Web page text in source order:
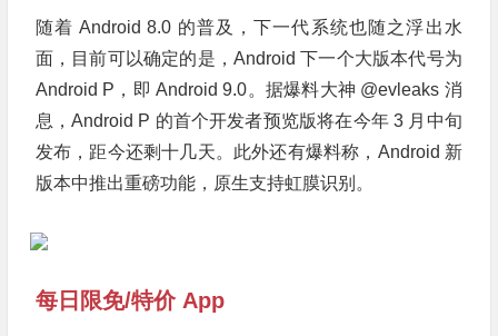
随着 Android 8.0 的普及，下一代系统也随之浮出水
面，目前可以确定的是，Android 下一个大版本代号为
Android P，即 Android 9.0。据爆料大神 @evleaks 消
息，Android P 的首个开发者预览版将在今年 3 月中旬
发布，距今还剩十几天。此外还有爆料称，Android 新
版本中推出重磅功能，原生支持虹膜识别。
每日限免/特价 App